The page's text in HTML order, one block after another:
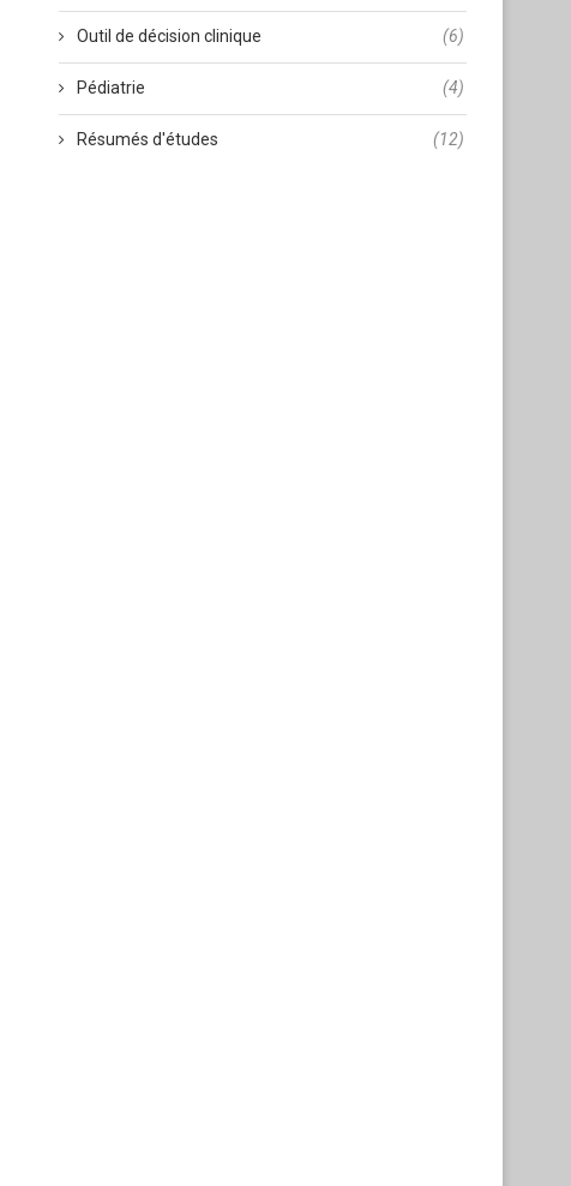
Outil de décision clinique (6)
Pédiatrie (4)
Résumés d'études (12)